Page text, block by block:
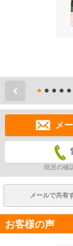
メ
現況の確
メールで共有
お客様の声